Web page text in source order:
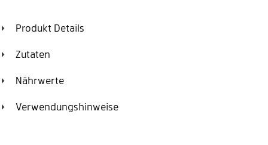
Produkt Details
Zucker, ohne Kompromissen.
Zutaten
Nährwerte
1 Kapsel enthält:
Verwendungshinweise